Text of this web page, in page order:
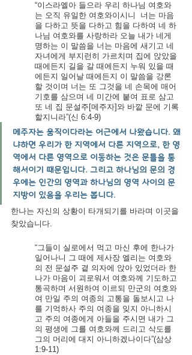
“이스라엘아 들으라 우리 하나님 여호와
는 오직 유일한 여호와이시니
너는 마음
을 다하고 뜻을 다하고 힘을 다하여 네 하
나님 여호와를 사랑하라 오늘 내가 네게
명하는 이 말씀을 너는 마음에 새기고 네
자녀에게 부지런히 가르치며 집에 앉았을
때에든지 길을 갈 때에든지 누워 있을 때
에든지 일어날 때에든지 이 말씀을 강론
할 것이며 너는 또 그것을 네 손목에 매어
기호를 삼으며 네 미간에 붙여 표로 삼고
또 네 집 문설주[메주자]와 바깥 문에 기록
할지니라”(신 6:4-9)
메주자는 움직이다라는 어근에서 나왔습니다. 왜
냐하면 우리가 한 지역에서 다른 지역으로, 한 영
역에서 다른 영역으로 이동하는 것은 문틀을 통
해서이기 때문입니다. 그리고 하나님의 문의 경
우에는 인간의 영역과 하나님의 영역 사이의 문
지방이 있음을 우리는 봅니다.
한나는 자신의 상황이 타개되기를 바라며 이곳을
찾았습니다.
“그들이 실로에서 먹고 마신 후에 한나가
일어나니 그 때에 제사장 엘리는 여호와
의 전 문설주 곁 의자에 앉아 있었더라 한
나가 마음이 괴로워서 여호와께 기도하고
통곡하며 서원하여 이르되 만군의 여호와
여 만일 주의 여종의 고통을 돌보시고 나
를 기억하사 주의 여종을 잊지 아니하시
고 주의 여종에게 아들을 주시면 내가 그
의 평생에 그를 여호와께 드리고 삭도를
그의 머리에 대지 아니하겠나이다”(삼상
1:9-11)